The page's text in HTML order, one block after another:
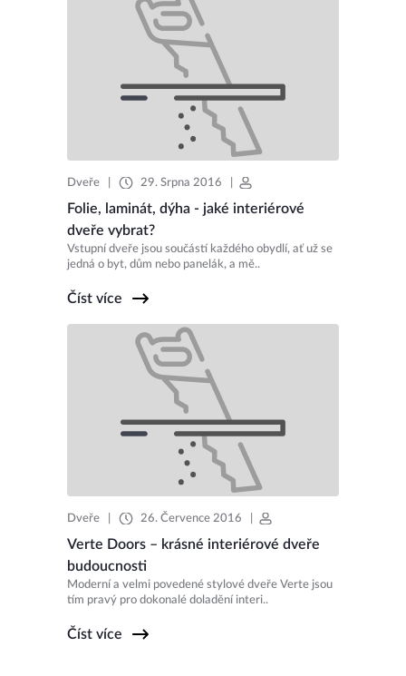
Dveře 29. Srpna 2016
Folie, laminát, dýha - jaké interiérové
dveře vybrat?
Vstupní dveře jsou součástí každého obydlí, ať už se
jedná o byt, dům nebo panelák, a mě..
Číst více
Dveře 26. Července 2016
Verte Doors – krásné interiérové dveře
budoucnosti
Moderní a velmi povedené stylové dveře Verte jsou
tím pravý pro dokonalé doladění interi..
Číst více